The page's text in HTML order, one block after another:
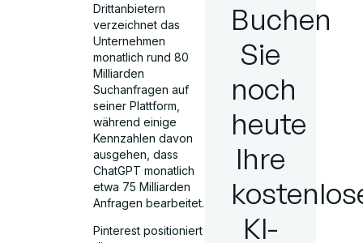
Drittanbietern
verzeichnet das
Unternehmen
monatlich rund 80
Milliarden
Suchanfragen auf
seiner Plattform,
während einige
Kennzahlen davon
ausgehen, dass
ChatGPT monatlich
etwa 75 Milliarden
Anfragen bearbeitet.
Pinterest positioniert
Buchen
Sie
noch
heute
Ihre
KI-